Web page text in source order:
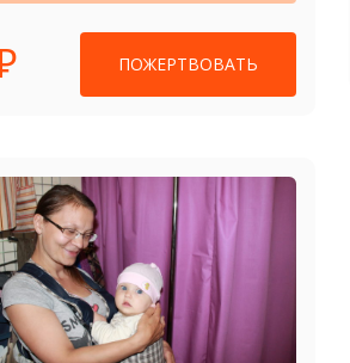
ПОЖЕРТВОВАТЬ